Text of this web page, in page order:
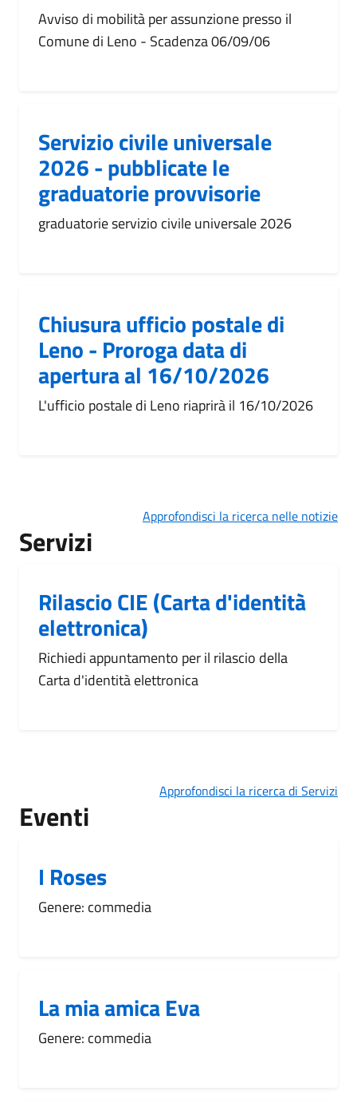
Avviso di mobilità per assunzione presso il
Comune di Leno - Scadenza 06/09/06
Servizio civile universale
2026 - pubblicate le
graduatorie provvisorie
graduatorie servizio civile universale 2026
Chiusura ufficio postale di
Leno - Proroga data di
apertura al 16/10/2026
L'ufficio postale di Leno riaprirà il 16/10/2026
Approfondisci la ricerca nelle notizie
Servizi
Rilascio CIE (Carta d'identità
elettronica)
Richiedi appuntamento per il rilascio della
Carta d'identità elettronica
Approfondisci la ricerca di Servizi
Eventi
I Roses
Genere: commedia
La mia amica Eva
Genere: commedia